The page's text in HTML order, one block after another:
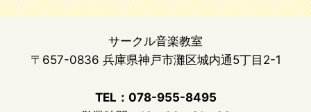
サークル音楽教室
〒657-0836 兵庫県神戸市灘区城内通5丁目2-1
TEL：078-955-8495